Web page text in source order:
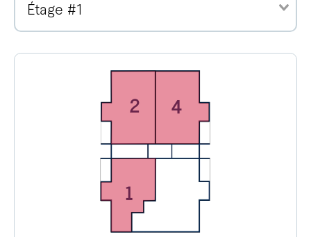
Étage #1